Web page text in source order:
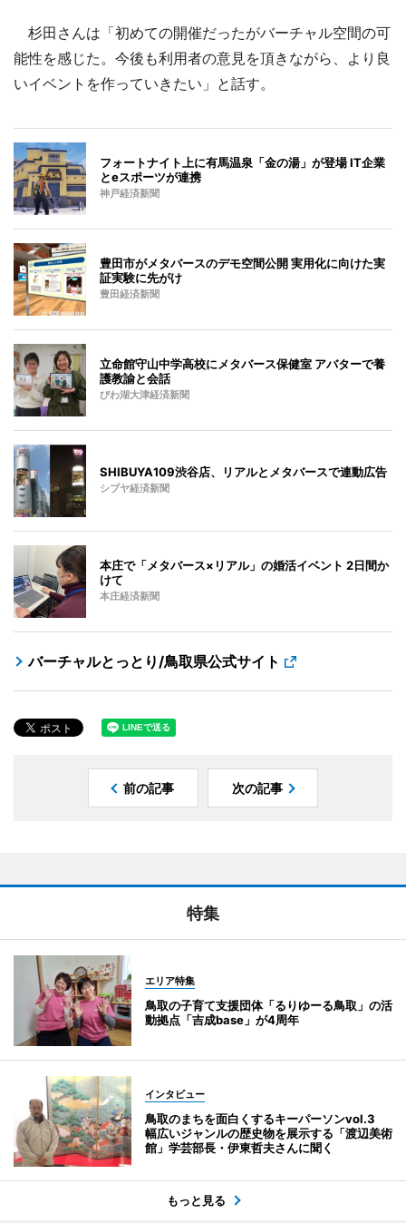
杉田さんは「初めての開催だったがバーチャル空間の可
能性を感じた。今後も利用者の意見を頂きながら、より良
いイベントを作っていきたい」と話す。
フォートナイト上に有馬温泉「金の湯」が登場 IT企業
とeスポーツが連携
神戸経済新聞
豊田市がメタバースのデモ空間公開 実用化に向けた実
証実験に先がけ
豊田経済新聞
立命館守山中学高校にメタバース保健室 アバターで養
護教諭と会話
びわ湖大津経済新聞
SHIBUYA109渋谷店、リアルとメタバースで連動広告
シブヤ経済新聞
本庄で「メタバース×リアル」の婚活イベント 2日間か
けて
本庄経済新聞
バーチャルとっとり/鳥取県公式サイト
前の記事 次の記事
特集
エリア特集
鳥取の子育て支援団体「るりゆーる鳥取」の活
動拠点「吉成base」が4周年
インタビュー
鳥取のまちを面白くするキーパーソンvol.3
幅広いジャンルの歴史物を展示する「渡辺美術
館」学芸部長・伊東哲夫さんに聞く
もっと見る